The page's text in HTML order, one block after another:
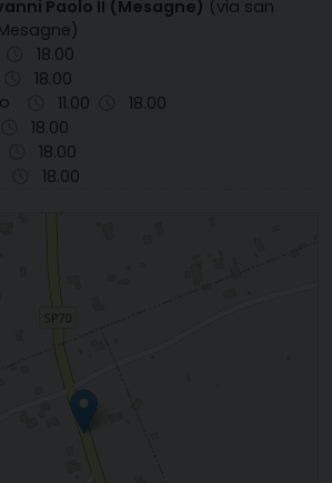
Paolo II (Mesagne) (via san
18.00
18.00
11.00
18.00
18.00
18.00
18.00